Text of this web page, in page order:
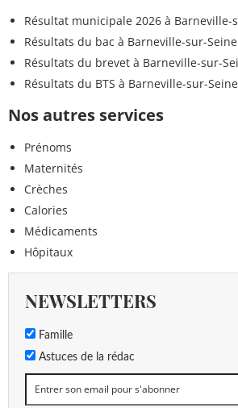
Résultat municipale 2026 à Barneville-
Résultats du bac à Barneville-sur-Seine
Résultats du brevet à Barneville-sur-
Résultats du BTS à Barneville-sur-Seine
Nos autres services
Prénoms
Maternités
Crèches
Calories
Médicaments
Hôpitaux
NEWSLETTERS
Famille
Astuces de la rédac